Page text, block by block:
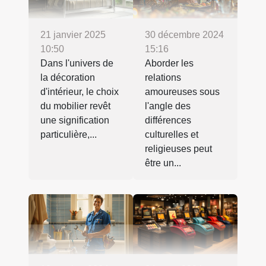
21 janvier 2025
10:50
Dans l'univers de
la décoration
d'intérieur, le choix
du mobilier revêt
une signification
particulière,...
30 décembre 2024
15:16
Aborder les
relations
amoureuses sous
l'angle des
différences
culturelles et
religieuses peut
être un...